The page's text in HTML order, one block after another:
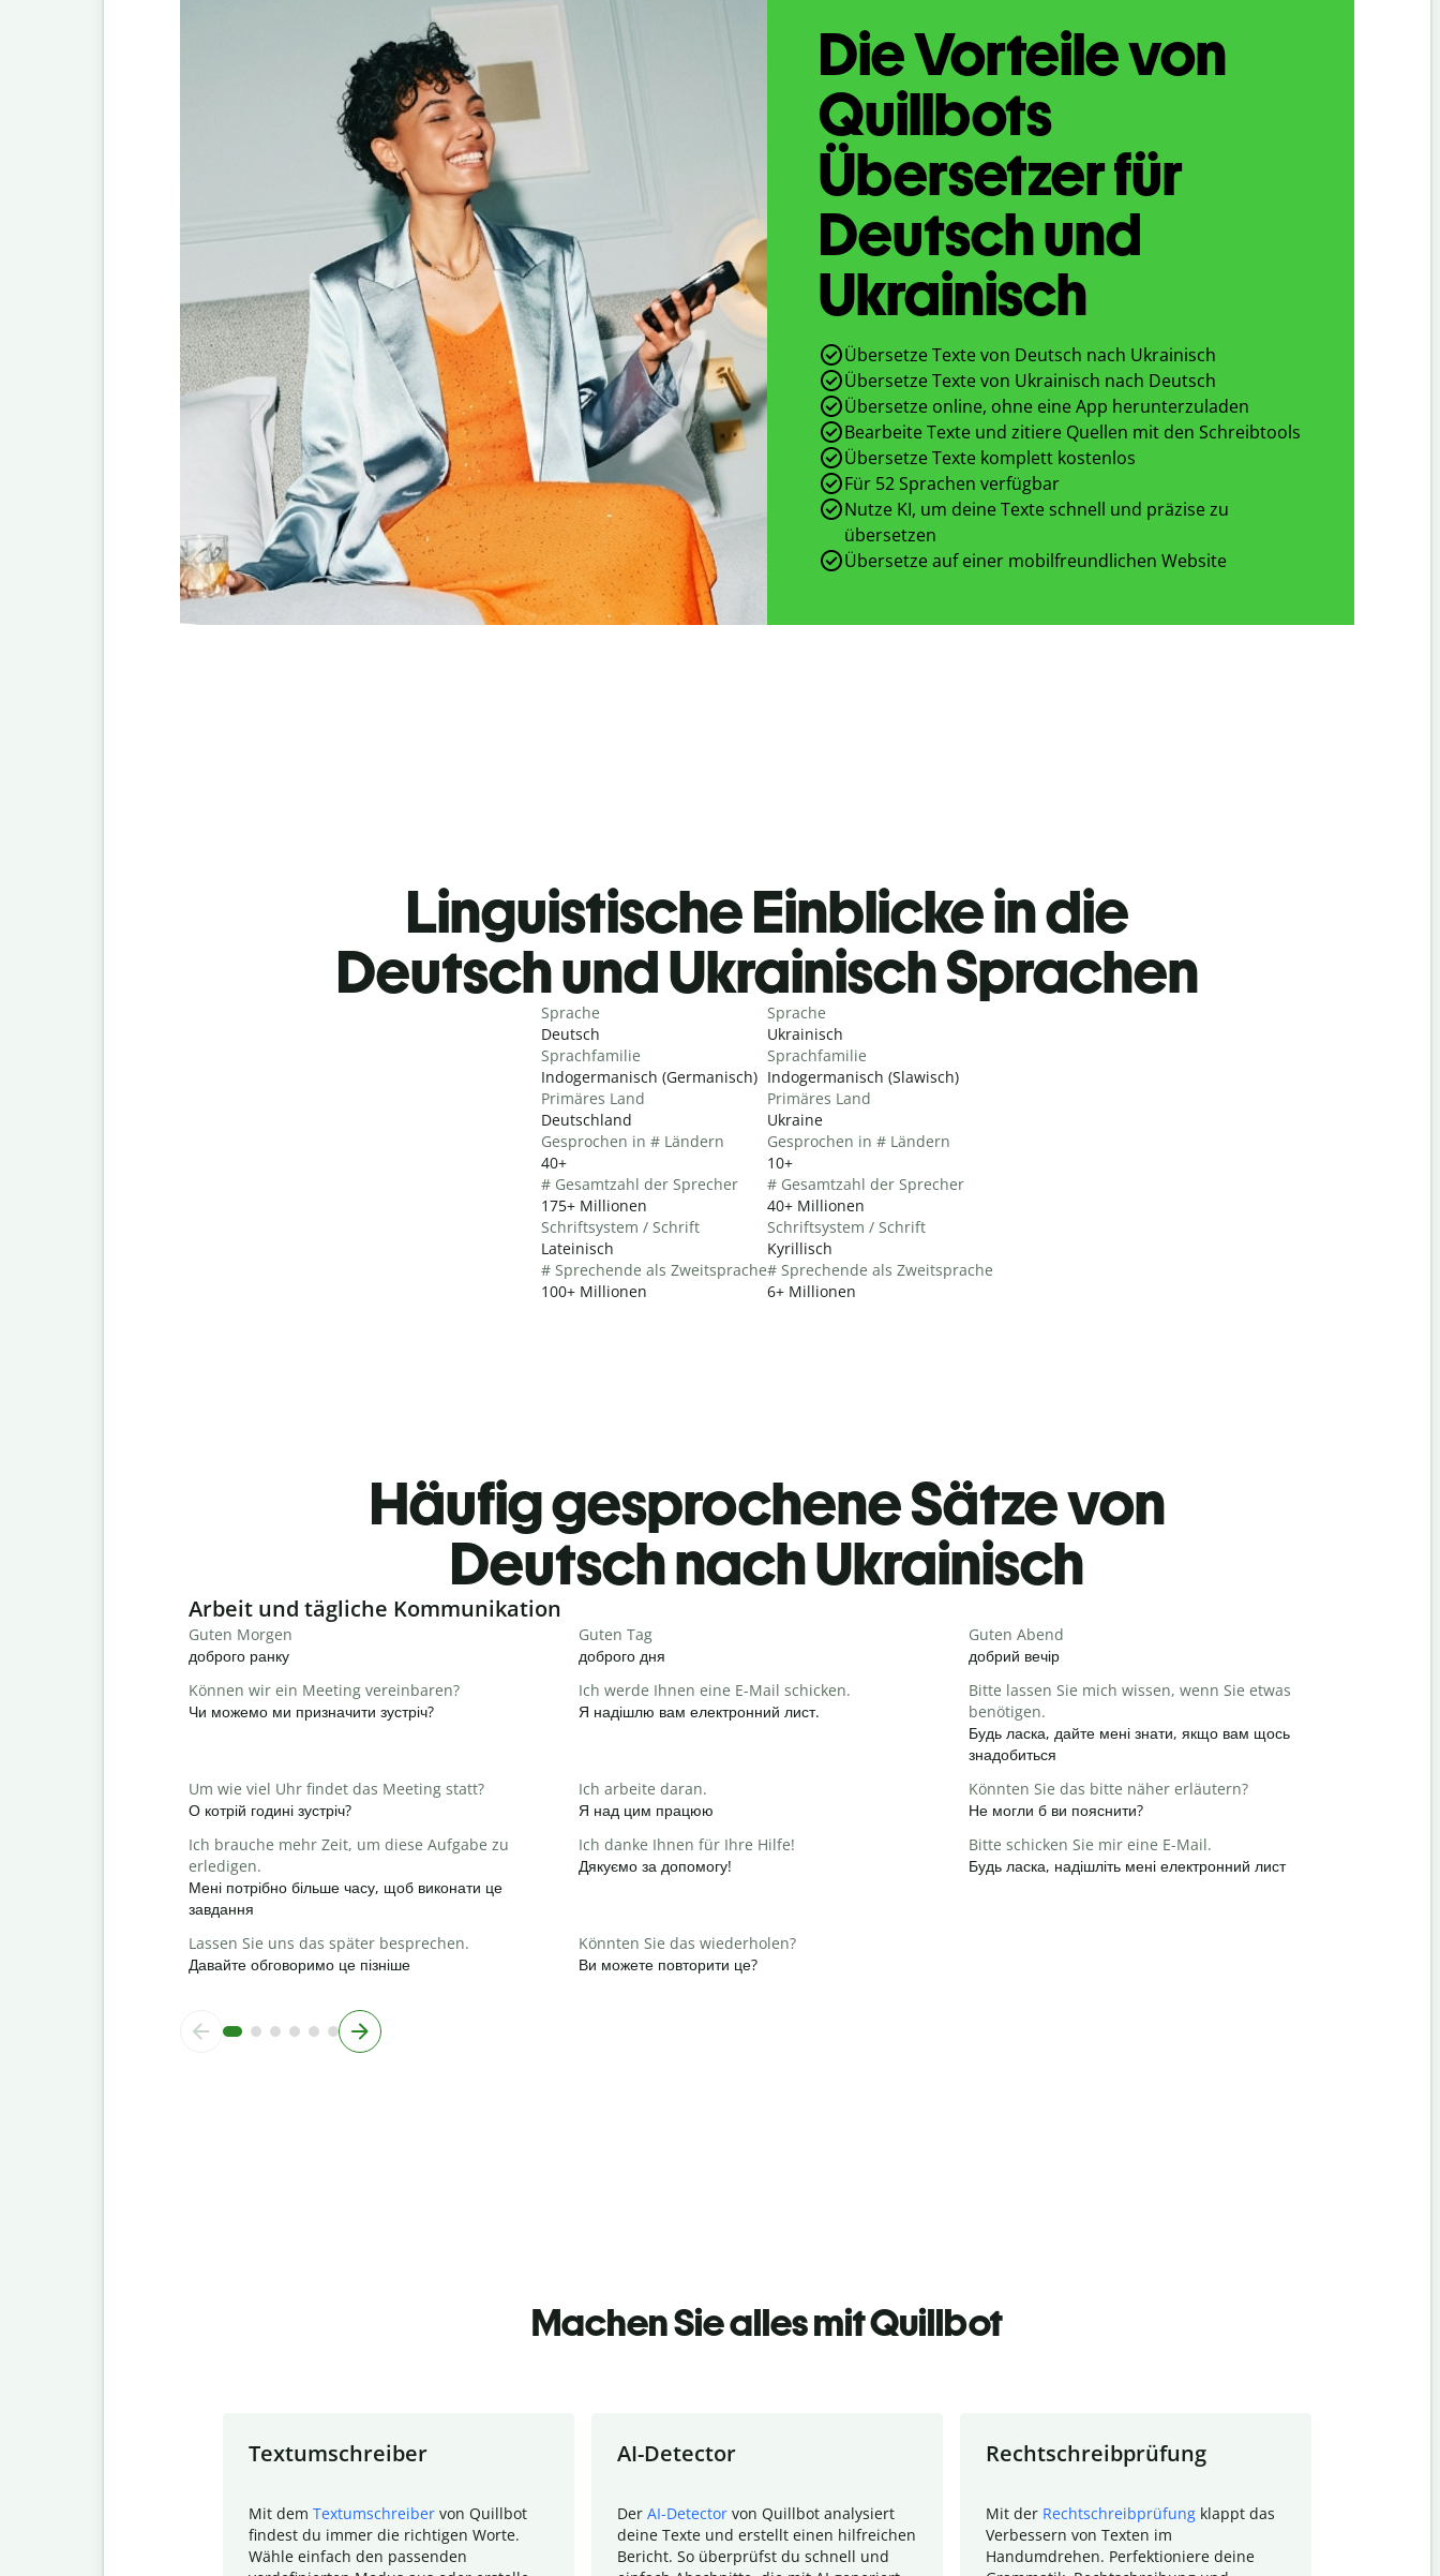
Die Vorteile von
Quillbots
Übersetzer für
Deutsch und
Ukrainisch
Übersetze Texte von Deutsch nach Ukrainisch
Übersetze Texte von Ukrainisch nach Deutsch
Übersetze online, ohne eine App herunterzuladen
Bearbeite Texte und zitiere Quellen mit den Schreibtools
Übersetze Texte komplett kostenlos
Für 52 Sprachen verfügbar
Nutze KI, um deine Texte schnell und präzise zu
übersetzen
Übersetze auf einer mobilfreundlichen Website
Linguistische Einblicke in die
Deutsch und Ukrainisch Sprachen
Sprache
Deutsch
Sprachfamilie
Indogermanisch (Germanisch)
Primäres Land
Deutschland
Gesprochen in # Ländern
40+
# Gesamtzahl der Sprecher
175+ Millionen
Schriftsystem / Schrift
Lateinisch
# Sprechende als Zweitsprache
100+ Millionen
Sprache
Ukrainisch
Sprachfamilie
Indogermanisch (Slawisch)
Primäres Land
Ukraine
Gesprochen in # Ländern
10+
# Gesamtzahl der Sprecher
40+ Millionen
Schriftsystem / Schrift
Kyrillisch
# Sprechende als Zweitsprache
6+ Millionen
Häufig gesprochene Sätze von
Deutsch nach Ukrainisch
Slide 1 of 6
Arbeit und tägliche Kommunikation
Guten Morgen
доброго ранку
Guten Tag
доброго дня
Guten Abend
добрий вечір
Können wir ein Meeting vereinbaren?
Чи можемо ми призначити зустріч?
Ich werde Ihnen eine E-Mail schicken.
Я надішлю вам електронний лист.
Bitte lassen Sie mich wissen, wenn Sie etwas
benötigen.
Будь ласка, дайте мені знати, якщо вам щось
знадобиться
Um wie viel Uhr findet das Meeting statt?
О котрій годині зустріч?
Ich arbeite daran.
Я над цим працюю
Könnten Sie das bitte näher erläutern?
Не могли б ви пояснити?
Ich brauche mehr Zeit, um diese Aufgabe zu
erledigen.
Мені потрібно більше часу, щоб виконати це
завдання
Ich danke Ihnen für Ihre Hilfe!
Дякуємо за допомогу!
Bitte schicken Sie mir eine E-Mail.
Будь ласка, надішліть мені електронний лист
Lassen Sie uns das später besprechen.
Давайте обговоримо це пізніше
Könnten Sie das wiederholen?
Ви можете повторити це?
Machen Sie alles mit Quillbot
Textumschreiber
Mit dem Textumschreiber von Quillbot
findest du immer die richtigen Worte.
Wähle einfach den passenden
AI-Detector
Der AI-Detector von Quillbot analysiert
deine Texte und erstellt einen hilfreichen
Bericht. So überprüfst du schnell und
Rechtschreibprüfung
Mit der Rechtschreibprüfung klappt das
Verbessern von Texten im
Handumdrehen. Perfektioniere deine